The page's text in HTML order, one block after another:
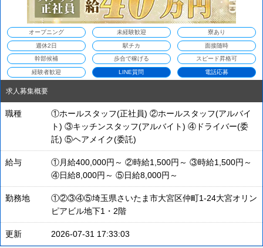
オープニング 未経験歓迎 寮あり
週休2日 駅チカ 面接随時
幹部候補 歩合で稼げる スピード昇格可
経験者歓迎 LINE質問 電話応募
求人募集概要
職種
①ホールスタッフ(正社員) ②ホールスタッフ(アルバイ
ト) ③キッチンスタッフ(アルバイト) ④ドライバー(委
託) ⑤ヘアメイク(委託)
給与
①月給400,000円～ ②時給1,500円～ ③時給1,500円～
④日給8,000円～ ⑤日給8,000円～
勤務地
①②③④⑤埼玉県さいたま市大宮区仲町1-24大宮オリン
ピアビル地下1・2階
更新 2026-07-31 17:33:03